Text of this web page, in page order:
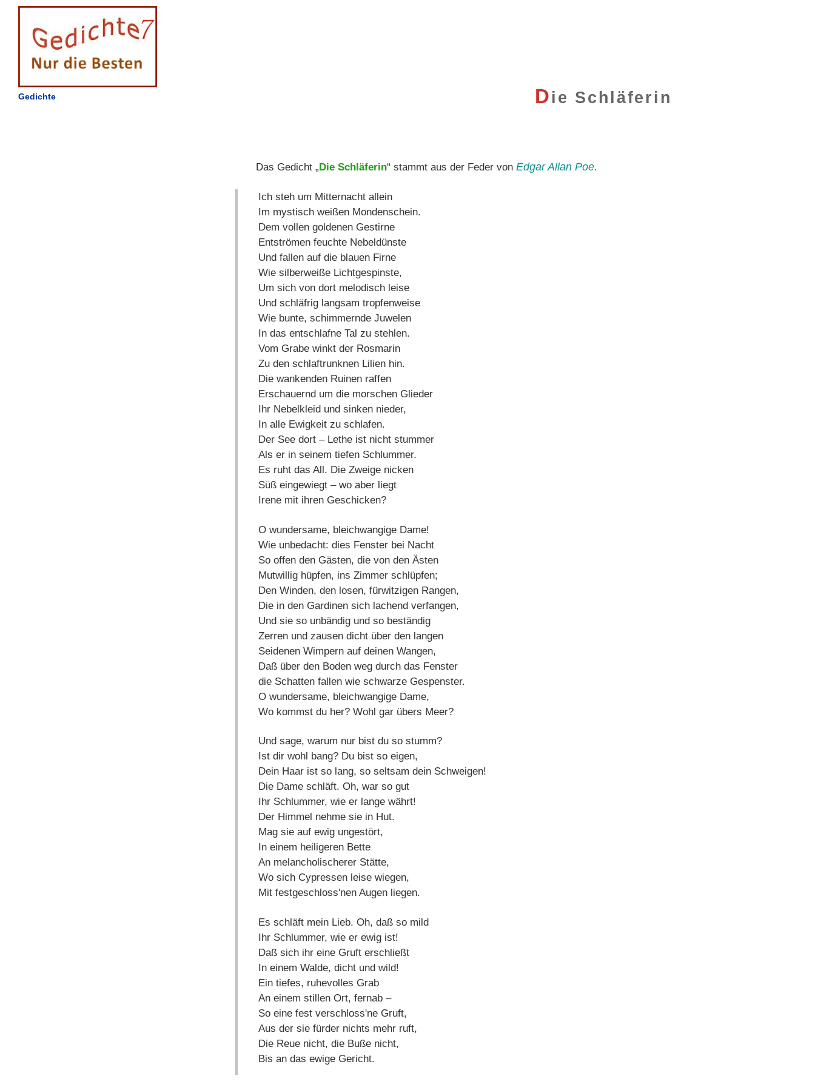
Gedichte Die Schläferin
Das Gedicht „Die Schläferin“ stammt aus der Feder von Edgar Allan Poe.
Ich steh um Mitternacht allein
Im mystisch weißen Mondenschein.
Dem vollen goldenen Gestirne
Entströmen feuchte Nebeldünste
Und fallen auf die blauen Firne
Wie silberweiße Lichtgespinste,
Um sich von dort melodisch leise
Und schläfrig langsam tropfenweise
Wie bunte, schimmernde Juwelen
In das entschlafne Tal zu stehlen.
Vom Grabe winkt der Rosmarin
Zu den schlaftrunknen Lilien hin.
Die wankenden Ruinen raffen
Erschauernd um die morschen Glieder
Ihr Nebelkleid und sinken nieder,
In alle Ewigkeit zu schlafen.
Der See dort – Lethe ist nicht stummer
Als er in seinem tiefen Schlummer.
Es ruht das All. Die Zweige nicken
Süß eingewiegt – wo aber liegt
Irene mit ihren Geschicken?
O wundersame, bleichwangige Dame!
Wie unbedacht: dies Fenster bei Nacht
So offen den Gästen, die von den Ästen
Mutwillig hüpfen, ins Zimmer schlüpfen;
Den Winden, den losen, fürwitzigen Rangen,
Die in den Gardinen sich lachend verfangen,
Und sie so unbändig und so beständig
Zerren und zausen dicht über den langen
Seidenen Wimpern auf deinen Wangen,
Daß über den Boden weg durch das Fenster
die Schatten fallen wie schwarze Gespenster.
O wundersame, bleichwangige Dame,
Wo kommst du her? Wohl gar übers Meer?
Und sage, warum nur bist du so stumm?
Ist dir wohl bang? Du bist so eigen,
Dein Haar ist so lang, so seltsam dein Schweigen!
Die Dame schläft. Oh, war so gut
Ihr Schlummer, wie er lange währt!
Der Himmel nehme sie in Hut.
Mag sie auf ewig ungestört,
In einem heiligeren Bette
An melancholischerer Stätte,
Wo sich Cypressen leise wiegen,
Mit festgeschloss'nen Augen liegen.
Es schläft mein Lieb. Oh, daß so mild
Ihr Schlummer, wie er ewig ist!
Daß sich ihr eine Gruft erschließt
In einem Walde, dicht und wild!
Ein tiefes, ruhevolles Grab
An einem stillen Ort, fernab –
So eine fest verschloss'ne Gruft,
Aus der sie fürder nichts mehr ruft,
Die Reue nicht, die Buße nicht,
Bis an das ewige Gericht.